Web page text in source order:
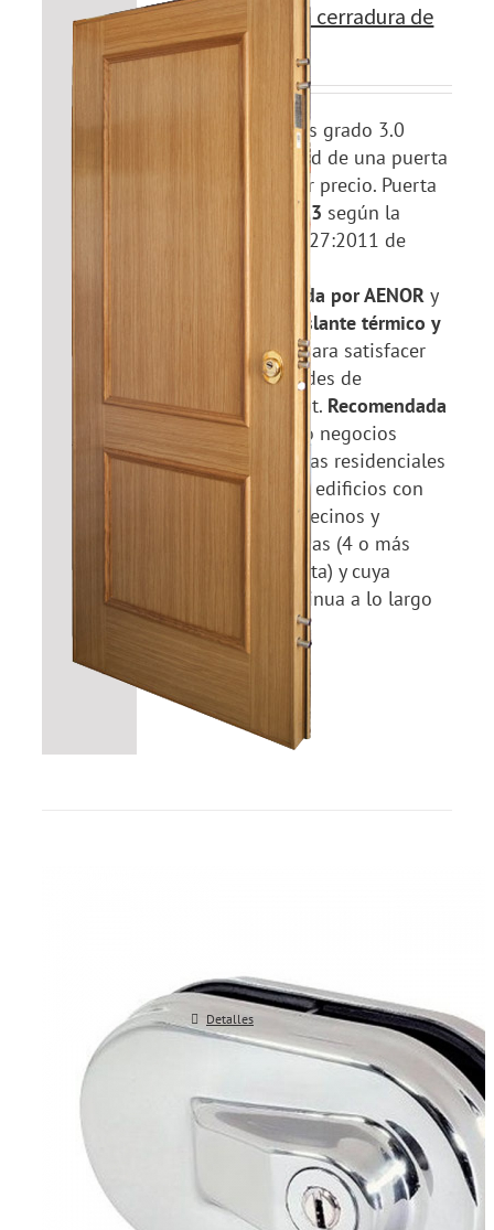
Modelo 300B con cerradura de
CILINDRO
Puertas Acorazadas grado 3.0
basico, la seguridad de una puerta
acorazada al mejor precio. Puerta
GRADO 3 según la
norma UNE-EN 1627:2011 de
certificada por AENOR y
que cuenta con
aislante térmico y
de serie para satisfacer
nuestras necesidades de
seguridad y confort. Recomendada
Viviendas y/o negocios
localizados en zonas residenciales
de clase media, en edificios con
alta densidad de vecinos y
trasiego de personas (4 o más
viviendas por planta) y cuya
ocupación es continua a lo largo
del día y del año.
Detalles